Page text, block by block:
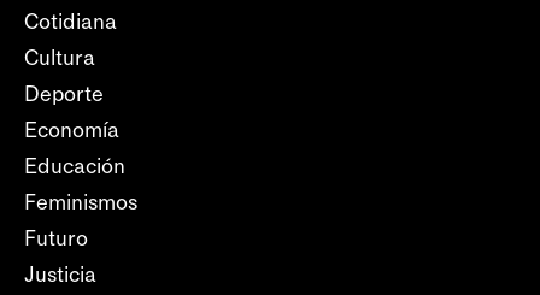
Cotidiana
Cultura
Deporte
Economía
Educación
Feminismos
Futuro
Justicia